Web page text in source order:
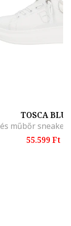
TOSCA BLU
55.599 Ft